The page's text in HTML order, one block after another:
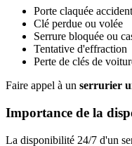
Porte claquée
Clé perdue ou volée
Serrure bloquée ou
Tentative d'effraction
Perte de clés de
Faire appel à un serrurier
Importance de la
La disponibilité 24/7 d'un